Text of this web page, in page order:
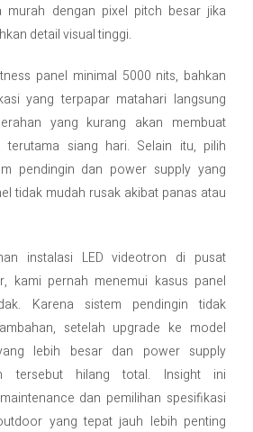
murah dengan pixel pitch besar jika
detail visual tinggi.
panel minimal 5000 nits, bahkan
yang terpapar matahari langsung
yang kurang akan membuat
terutama siang hari. Selain itu, pilih
pendingin dan power supply yang
tidak mudah rusak akibat panas atau
instalasi LED videotron di pusat
kami pernah menemui kasus panel
Karena sistem pendingin tidak
setelah upgrade ke model
lebih besar dan power supply
tersebut hilang total. Insight ini
dan pemilihan spesifikasi
yang tepat jauh lebih penting